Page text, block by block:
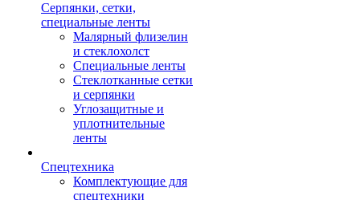
Серпянки, сетки,
специальные ленты
Малярный флизелин
и стеклохолст
Специальные ленты
Стеклотканные сетки
и серпянки
Углозащитные и
уплотнительные
ленты
Спецтехника
Комплектующие для
спецтехники